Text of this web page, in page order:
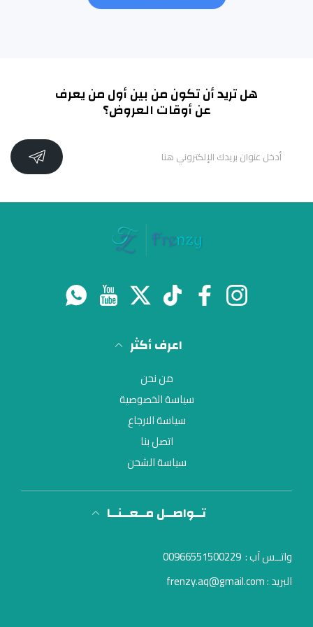
هل تريد أن تكون من بين أول من يعرف
عن أوقات العروض؟
انستغرام فيسبوك تيك توكتويتر موقع يوتيوب
واتس اب
اعرف أكثر
من نحن
سياسة الخصوصية
سياسة الارجاع
اتصل بنا
سياسة الشحن
تــواصــل مــعــنــا
واتــس آب :
البريد : frenzy.aq@gmail.com